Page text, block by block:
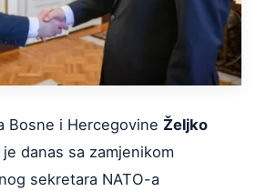
Bosne i Hercegovine Željko
danas sa zamjenikom
sekretara NATO-a